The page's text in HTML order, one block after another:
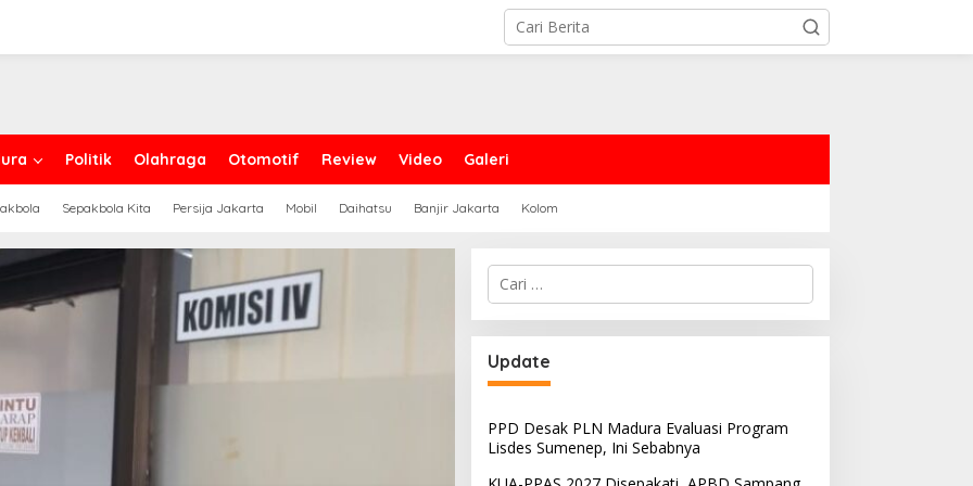
Politik Olahraga Otomotif Review Video Galeri
Sepakbola Kita Persija Jakarta Mobil Daihatsu Banjir Jakarta Kolom
Cari
untuk:
Update
PPD Desak PLN Madura Evaluasi Program
Lisdes Sumenep, Ini Sebabnya